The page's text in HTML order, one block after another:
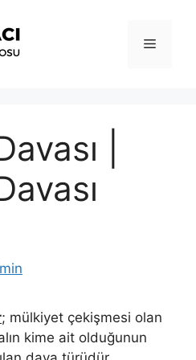
Menü
|
; mülkiyet çekişmesi olan
kime ait olduğunun